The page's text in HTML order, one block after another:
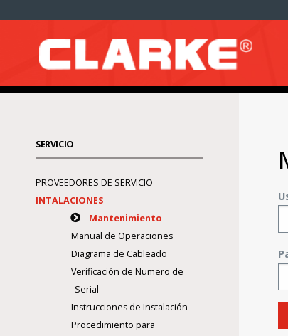
SERVICIO
PROVEEDORES DE SERVICIO
INTALACIONES
Mantenimiento
Manual de Operaciones
Diagrama de Cableado
Verificación de Numero de
Serial
Instrucciones de Instalación
Procedimiento para